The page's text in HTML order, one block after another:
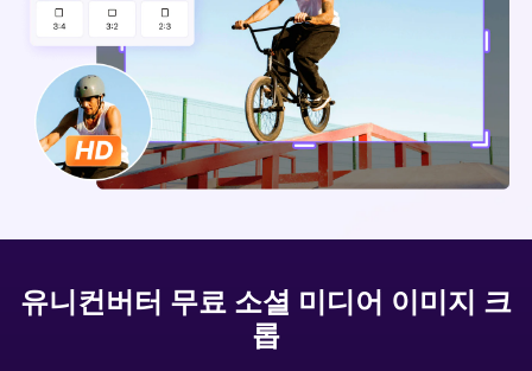
비디오/오디오
온라인 영상 편집기
온라인 사진 편집기 크리에이티브 디자인
동영상 자르기
아래의 단계별 가이드를 알아보세요.
고객센터
UniConverter 사용에 필요한 모든 정보 및 문제 해결.
기술 사양
지원되는 형식, 장치 및 GPU의 전체 목록.
search
유니컨버터 무료 소셜 미디어 이미지 크
롭